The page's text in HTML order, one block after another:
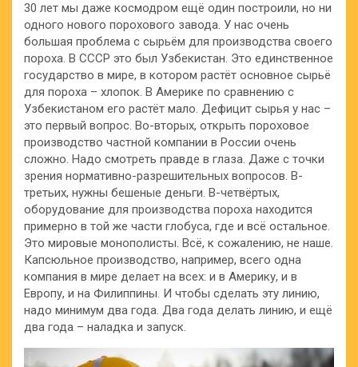
30 лет мы даже космодром ещё один построили, но ни
одного нового порохового завода. У нас очень
большая проблема с сырьём для производства своего
пороха. В СССР это был Узбекистан. Это единственное
государство в мире, в котором растёт основное сырьё
для пороха – хлопок. В Америке по сравнению с
Узбекистаном его растёт мало. Дефицит сырья у нас –
это первый вопрос. Во-вторых, открыть пороховое
производство частной компании в России очень
сложно. Надо смотреть правде в глаза. Даже с точки
зрения нормативно-разрешительных вопросов. В-
третьих, нужны бешеные деньги. В-четвёртых,
оборудование для производства пороха находится
примерно в той же части глобуса, где и всё остальное.
Это мировые монополисты. Всё, к сожалению, не наше.
Капсюльное производство, например, всего одна
компания в мире делает на всех: и в Америку, и в
Европу, и на Филиппины. И чтобы сделать эту линию,
надо минимум два года. Два года делать линию, и ещё
два года – наладка и запуск.